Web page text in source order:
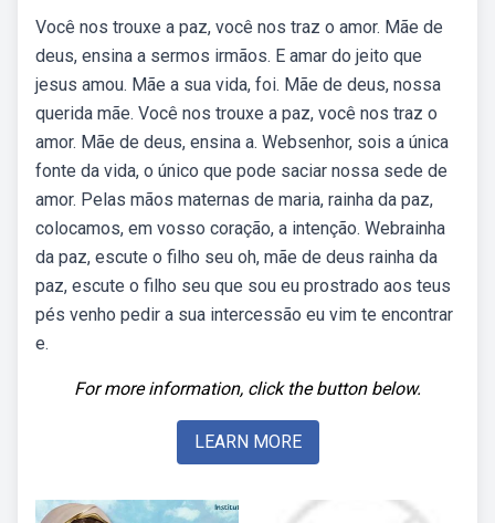
Você nos trouxe a paz, você nos traz o amor. Mãe de
deus, ensina a sermos irmãos. E amar do jeito que
jesus amou. Mãe a sua vida, foi. Mãe de deus, nossa
querida mãe. Você nos trouxe a paz, você nos traz o
amor. Mãe de deus, ensina a. Websenhor, sois a única
fonte da vida, o único que pode saciar nossa sede de
amor. Pelas mãos maternas de maria, rainha da paz,
colocamos, em vosso coração, a intenção. Webrainha
da paz, escute o filho seu oh, mãe de deus rainha da
paz, escute o filho seu que sou eu prostrado aos teus
pés venho pedir a sua intercessão eu vim te encontrar
e.
For more information, click the button below.
LEARN MORE